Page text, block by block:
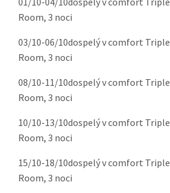
Room, 3 noci
03/10-06/10dospelý v comfort Triple
Room, 3 noci
08/10-11/10dospelý v comfort Triple
Room, 3 noci
10/10-13/10dospelý v comfort Triple
Room, 3 noci
15/10-18/10dospelý v comfort Triple
Room, 3 noci